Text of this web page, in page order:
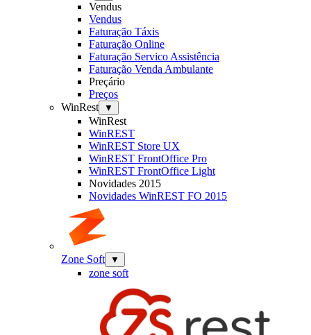
Vendus
Vendus
Faturação Táxis
Faturação Online
Faturação Servico Assistência
Faturação Venda Ambulante
Preçário
Preços
WinRest
▼
WinRest
WinREST
WinREST Store UX
WinREST FrontOffice Pro
WinREST FrontOffice Light
Novidades 2015
Novidades WinREST FO 2015
Zone Soft ▼
zone soft